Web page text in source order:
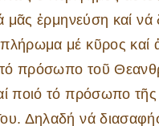
μᾶς ἑρμηνεύση καί νά
μέ κῦρος καί
τό πρόσωπο τοῦ
ποιό τό πρόσωπο
Δηλαδή νά